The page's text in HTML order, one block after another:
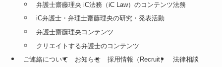
弁護士齋藤理央 iC法務（iC Law）のコンテンツ法務
iC弁護士・弁理士齋藤理央の研究・発表活動
弁護士齋藤理央コンテンツ
クリエイトする弁護士のコンテンツ
ご連絡について
お知らせ 採用情報（Recruit） 法律相談